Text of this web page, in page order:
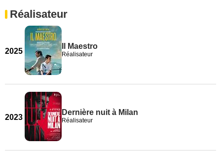
Réalisateur
2025
Il Maestro
Réalisateur
2023
Dernière nuit à Milan
Réalisateur